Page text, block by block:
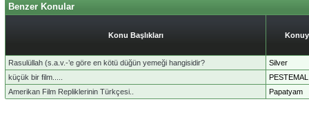
Benzer Konular
Konu Başlıkları
Rasulüllah (s.a.v.-’e göre en kötü düğün yemeği hangisidir?
Silver
küçük bir film.....
PESTEMAL
Amerikan Film Repliklerinin Türkçesi..
Papatyam